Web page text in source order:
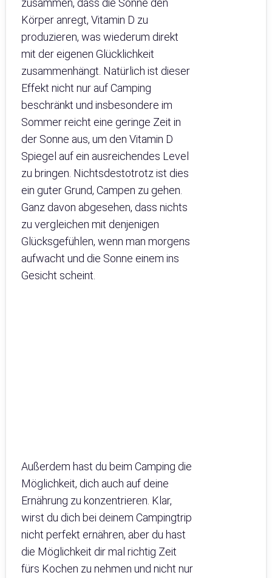
Körper anregt, Vitamin D zu
produzieren, was wiederum direkt
mit der eigenen Glücklichkeit
zusammenhängt. Natürlich ist dieser
Effekt nicht nur auf Camping
beschränkt und insbesondere im
Sommer reicht eine geringe Zeit in
der Sonne aus, um den Vitamin D
Spiegel auf ein ausreichendes Level
zu bringen. Nichtsdestotrotz ist dies
ein guter Grund, Campen zu gehen.
Ganz davon abgesehen, dass nichts
zu vergleichen mit denjenigen
Glücksgefühlen, wenn man morgens
aufwacht und die Sonne einem ins
Gesicht scheint.
Außerdem hast du beim Camping die
Möglichkeit, dich auch auf deine
Ernährung zu konzentrieren. Klar,
wirst du dich bei deinem Campingtrip
nicht perfekt ernähren, aber du hast
die Möglichkeit dir mal richtig Zeit
fürs Kochen zu nehmen und nicht nur